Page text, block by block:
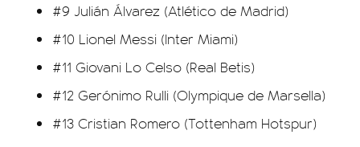
#9 Julián Álvarez (Atlético de Madrid)
#10 Lionel Messi (Inter Miami)
#11 Giovani Lo Celso (Real Betis)
#12 Gerónimo Rulli (Olympique de Marsella)
#13 Cristian Romero (Tottenham Hotspur)